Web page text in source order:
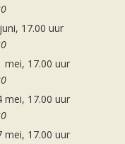
17.00 uur
mei, 17.00 uur
mei, 17.00 uur
mei, 17.00 uur